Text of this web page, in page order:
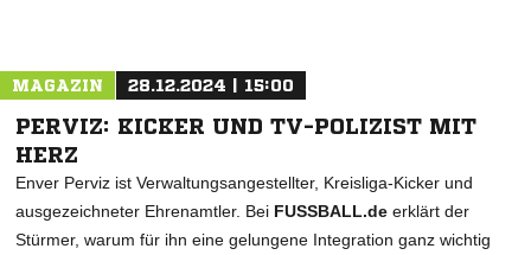
MAGAZIN 28.12.2024 | 15:00
PERVIZ: KICKER UND TV-POLIZIST MIT
HERZ
Enver Perviz ist Verwaltungsangestellter, Kreisliga-Kicker und
ausgezeichneter Ehrenamtler. Bei FUSSBALL.de erklärt der
Stürmer, warum für ihn eine gelungene Integration ganz wichtig